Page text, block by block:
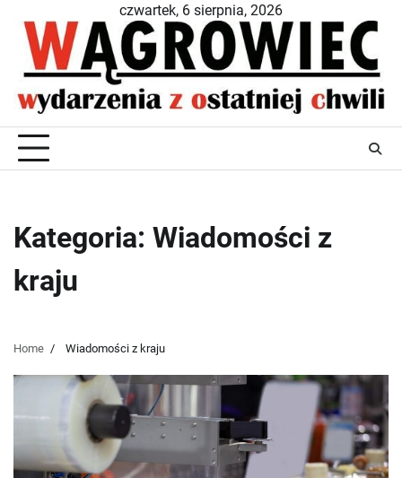
content
czwartek, 6 sierpnia, 2026
Kategoria: Wiadomości z
kraju
Home Wiadomości z kraju